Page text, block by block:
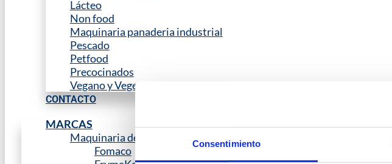
Consentimiento
Lácteo
Non food
Maquinaria panaderia industrial
Pescado
Petfood
Precocinados
Vegano y Vegetariano
CONTACTO
MARCAS
Maquinaria de proceso
Fomaco